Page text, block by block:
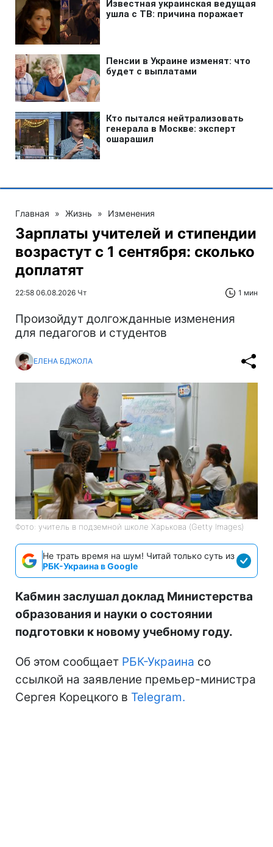
Главная » Жизнь » Изменения
Зарплаты учителей и стипендии
возрастут с 1 сентября: сколько
доплатят
22:58 06.08.2026 Чт 1 мин
Произойдут долгожданные изменения
для педагогов и студентов
ЕЛЕНА БДЖОЛА
Фото: учитель в подземной школе Харькова (Getty Images)
Не трать время на шум! Читай только суть из
РБК-Украина в Google
Кабмин заслушал доклад Министерства
образования и науки о состоянии
подготовки к новому учебному году.
Об этом сообщает РБК-Украина со
ссылкой на заявление премьер-министра
Сергея Корецкого в Telegram.